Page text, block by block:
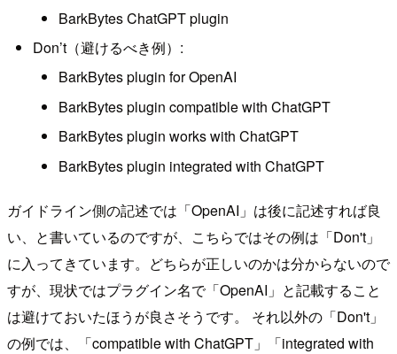
BarkBytes ChatGPT plugin
Don’t（避けるべき例）:
BarkBytes plugin for OpenAI
BarkBytes plugin compatible with ChatGPT
BarkBytes plugin works with ChatGPT
BarkBytes plugin integrated with ChatGPT
ガイドライン側の記述では「OpenAI」は後に記述すれば良
い、と書いているのですが、こちらではその例は「Don't」
に入ってきています。どちらが正しいのかは分からないので
すが、現状ではプラグイン名で「OpenAI」と記載すること
は避けておいたほうが良さそうです。 それ以外の「Don't」
の例では、「compatible with ChatGPT」「integrated with